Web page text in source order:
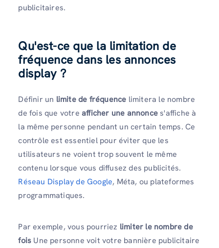
publicitaires.
Qu'est-ce que la limitation de
fréquence dans les annonces
display ?
Définir un limite de fréquence limitera le nombre
de fois que votre afficher une annonces'affiche à
la même personne pendant un certain temps. Ce
contrôle est essentiel pour éviter que les
utilisateurs ne voient trop souvent le même
contenu lorsque vous diffusez des publicités.
Réseau Display de Google, Méta, ou plateformes
programmatiques.
Par exemple, vous pourriez limiter le nombre de
fois Une personne voit votre bannière publicitaire